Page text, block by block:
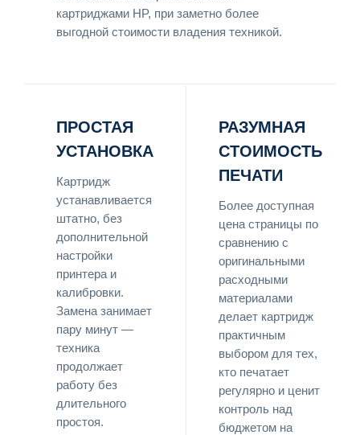
картриджами HP, при заметно более
выгодной стоимости владения техникой.
ПРОСТАЯ
УСТАНОВКА
Картридж
устанавливается
штатно, без
дополнительной
настройки
принтера и
калибровки.
Замена занимает
пару минут —
техника
продолжает
работу без
длительного
простоя.
РАЗУМНАЯ
СТОИМОСТЬ
ПЕЧАТИ
Более доступная
цена страницы по
сравнению с
оригинальными
расходными
материалами
делает картридж
практичным
выбором для тех,
кто печатает
регулярно и ценит
контроль над
бюджетом на